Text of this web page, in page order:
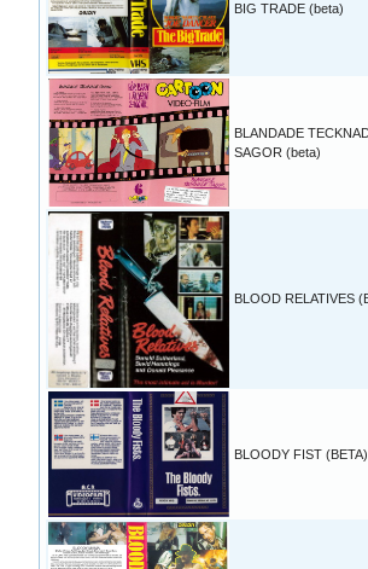
BIG TRADE (beta)
BLANDADE
SAGOR (beta)
BLOOD RELATIVES
BLOODY FIST (BETA)